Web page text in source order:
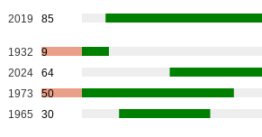
2019 85
1932
9
2024
64
1973
50
1965 30